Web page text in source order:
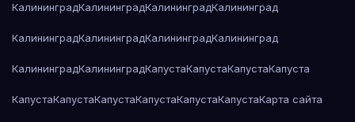
КалининградКалининградКалининградКалининград
КалининградКалининградКалининградКалининград
КалининградКалининградКапустаКапустаКапустаКапуста
КапустаКапустаКапустаКапустаКапустаКапустаКарта сайта